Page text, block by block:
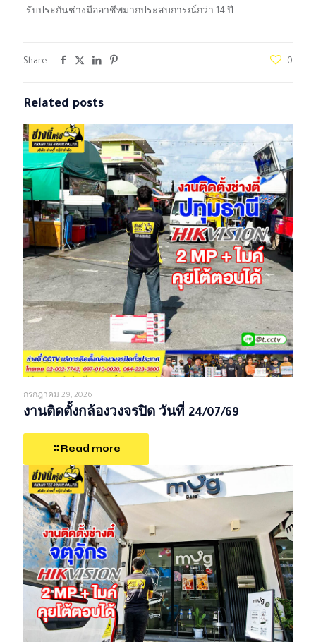
รับประกันช่างมืออาชีพมากประสบการณ์กว่า 14 ปี
Share 0
Related posts
กรกฎาคม 29, 2026
งานติดตั้งกล้องวงจรปิด วันที่ 24/07/69
Read more